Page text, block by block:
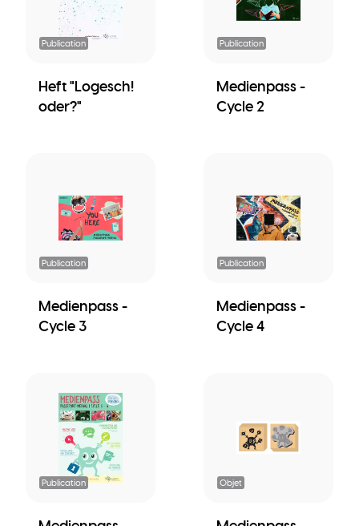
Publication
Heft "Logesch!
oder?"
Publication
Medienpass -
Cycle 2
Publication
Medienpass -
Cycle 3
Publication
Medienpass -
Cycle 4
Publication Objet